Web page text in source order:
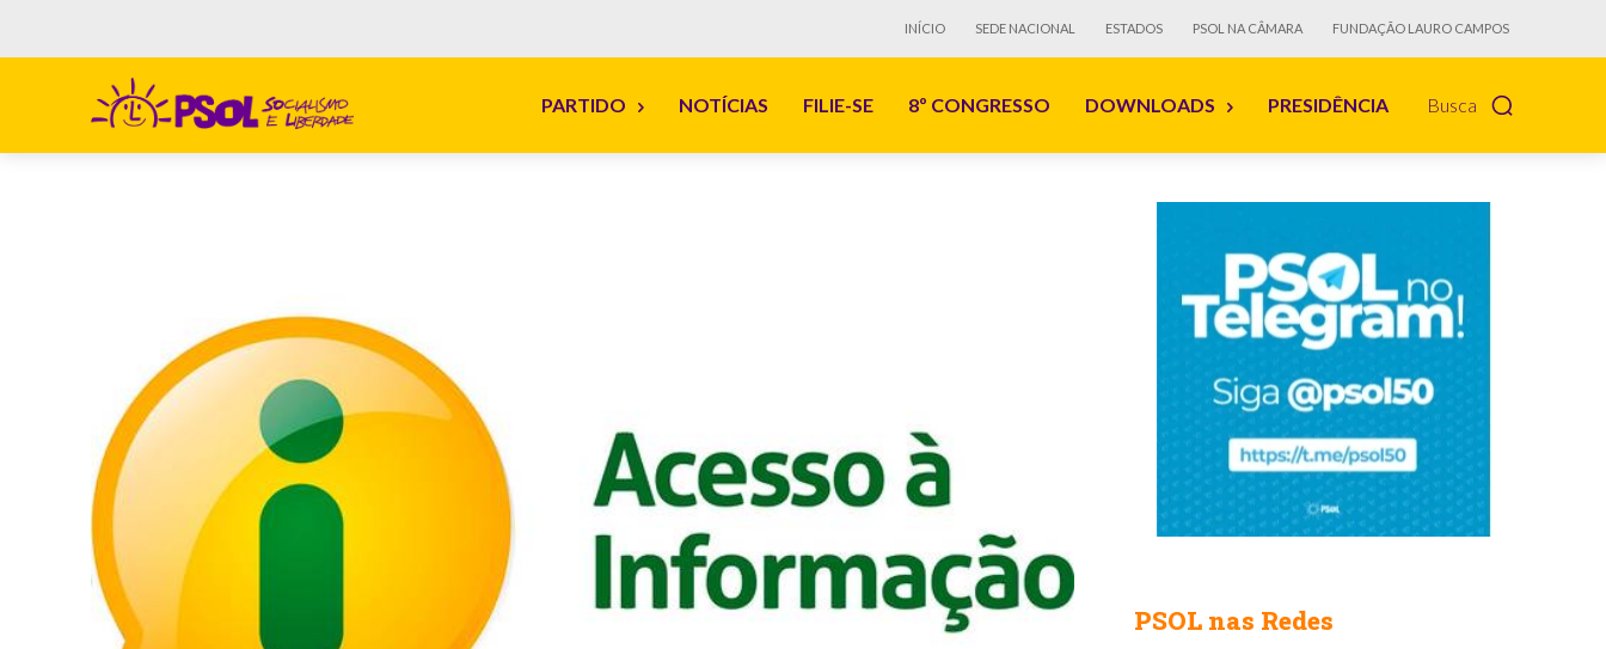
INÍCIO SEDE NACIONAL ESTADOS PSOL NA CÂMARA FUNDAÇÃO LAURO CAMPOS
Busca
PARTIDO NOTÍCIAS FILIE-SE 8º CONGRESSO DOWNLOADS PRESIDÊNCIA
PSOL nas Redes